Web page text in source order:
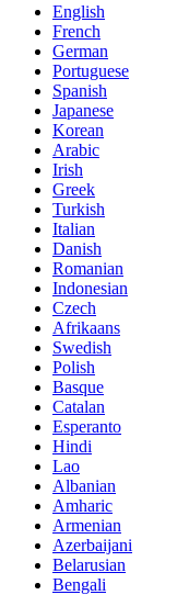
English
French
German
Portuguese
Spanish
Japanese
Korean
Arabic
Irish
Greek
Turkish
Italian
Danish
Romanian
Indonesian
Czech
Afrikaans
Swedish
Polish
Basque
Catalan
Esperanto
Hindi
Lao
Albanian
Amharic
Armenian
Azerbaijani
Belarusian
Bengali